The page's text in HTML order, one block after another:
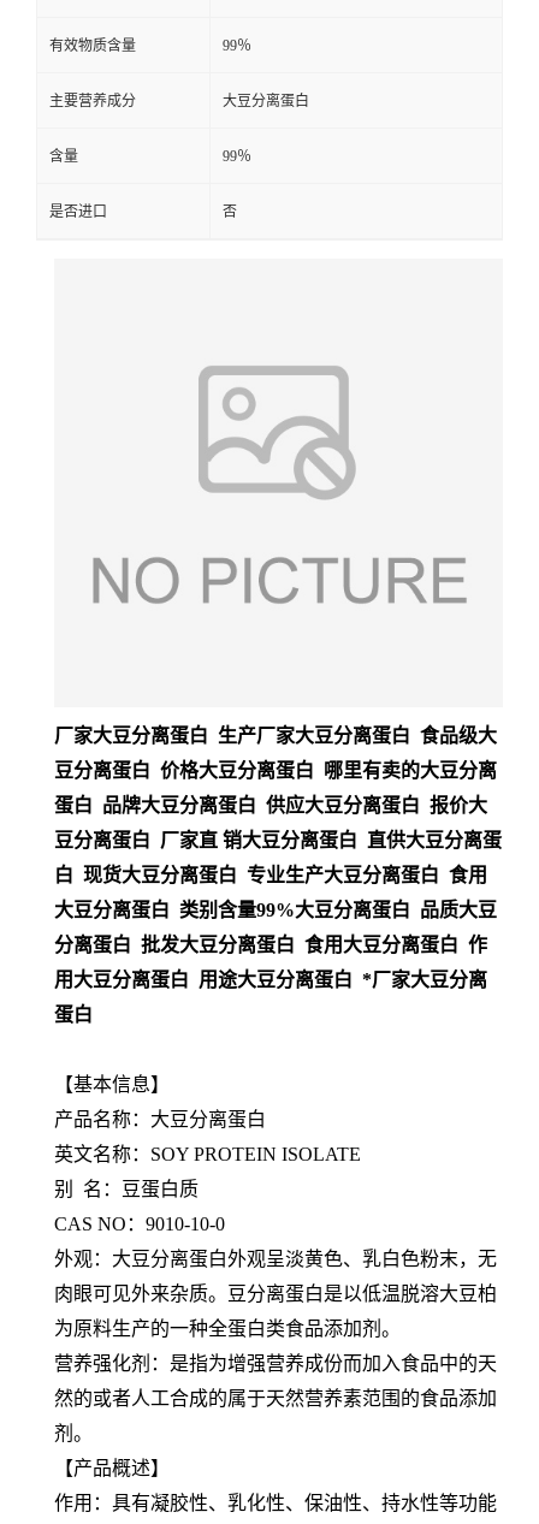
有效物质含量 99％
主要营养成分 大豆分离蛋白
含量 99％
是否进口 否
厂家大豆分离蛋白 生产厂家大豆分离蛋白 食品级大
豆分离蛋白 价格大豆分离蛋白 哪里有卖的大豆分离
蛋白 品牌大豆分离蛋白 供应大豆分离蛋白 报价大
豆分离蛋白 厂家直 销大豆分离蛋白 直供大豆分离蛋
白 现货大豆分离蛋白 专业生产大豆分离蛋白 食用
大豆分离蛋白 类别含量99%大豆分离蛋白 品质大豆
分离蛋白 批发大豆分离蛋白 食用大豆分离蛋白 作
用大豆分离蛋白 用途大豆分离蛋白 *厂家大豆分离
蛋白
【基本信息】
产品名称：大豆分离蛋白
英文名称：SOY PROTEIN ISOLATE
别 名：豆蛋白质
CAS NO：9010-10-0
外观：大豆分离蛋白外观呈淡黄色、乳白色粉末，无
肉眼可见外来杂质。豆分离蛋白是以低温脱溶大豆柏
为原料生产的一种全蛋白类食品添加剂。
营养强化剂：是指为增强营养成份而加入食品中的天
然的或者人工合成的属于天然营养素范围的食品添加
剂。
【产品概述】
作用：具有凝胶性、乳化性、保油性、持水性等功能